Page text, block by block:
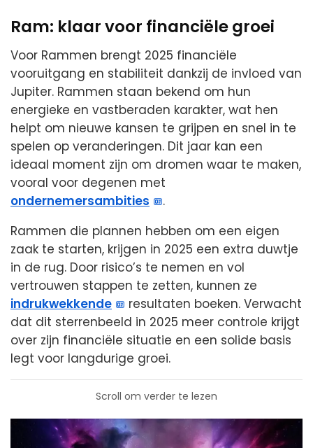
Ram: klaar voor financiële groei
Voor Rammen brengt 2025 financiële
vooruitgang en stabiliteit dankzij de invloed van
Jupiter. Rammen staan bekend om hun
energieke en vastberaden karakter, wat hen
helpt om nieuwe kansen te grijpen en snel in te
spelen op veranderingen. Dit jaar kan een
ideaal moment zijn om dromen waar te maken,
vooral voor degenen met
ondernemersambities
.
Rammen die plannen hebben om een eigen
zaak te starten, krijgen in 2025 een extra duwtje
in de rug. Door risico’s te nemen en vol
vertrouwen stappen te zetten, kunnen ze
indrukwekkende
resultaten boeken. Verwacht
dat dit sterrenbeeld in 2025 meer controle krijgt
over zijn financiële situatie en een solide basis
legt voor langdurige groei.
Scroll om verder te lezen